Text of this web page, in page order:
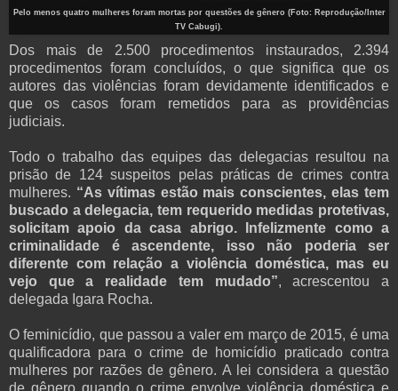
Pelo menos quatro mulheres foram mortas por questões de gênero (Foto: Reprodução/Inter
TV Cabugi).
Dos mais de 2.500 procedimentos instaurados, 2.394
procedimentos foram concluídos, o que significa que os
autores das violências foram devidamente identificados e
que os casos foram remetidos para as providências
judiciais.
Todo o trabalho das equipes das delegacias resultou na
prisão de 124 suspeitos pelas práticas de crimes contra
mulheres. “As vítimas estão mais conscientes, elas tem
buscado a delegacia, tem requerido medidas protetivas,
solicitam apoio da casa abrigo. Infelizmente como a
criminalidade é ascendente, isso não poderia ser
diferente com relação a violência doméstica, mas eu
vejo que a realidade tem mudado”, acrescentou a
delegada Igara Rocha.
O feminicídio, que passou a valer em março de 2015, é uma
qualificadora para o crime de homicídio praticado contra
mulheres por razões de gênero. A lei considera a questão
de gênero quando o crime envolve violência doméstica e